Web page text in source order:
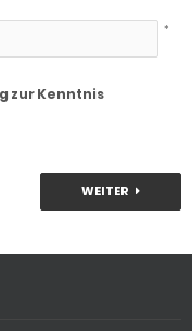
*
zur Kenntnis
WEITER